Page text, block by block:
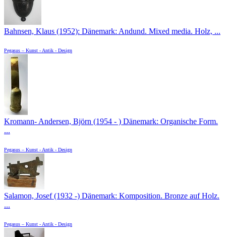
Bahnsen, Klaus (1952): Dänemark: Andund. Mixed media. Holz, ...
Pegasus – Kunst - Antik - Design
Kromann- Andersen, Björn (1954 - ) Dänemark: Organische Form.
...
Pegasus – Kunst - Antik - Design
Salamon, Josef (1932 -) Dänemark: Komposition. Bronze auf Holz.
...
Pegasus – Kunst - Antik - Design